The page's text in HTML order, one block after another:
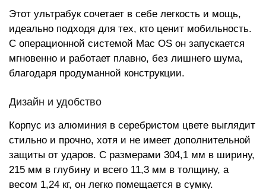
Этот ультрабук сочетает в себе легкость и мощь,
идеально подходя для тех, кто ценит мобильность.
С операционной системой Mac OS он запускается
мгновенно и работает плавно, без лишнего шума,
благодаря продуманной конструкции.
Дизайн и удобство
Корпус из алюминия в серебристом цвете выглядит
стильно и прочно, хотя и не имеет дополнительной
защиты от ударов. С размерами 304,1 мм в ширину,
215 мм в глубину и всего 11,3 мм в толщину, а
весом 1,24 кг, он легко помещается в сумку.